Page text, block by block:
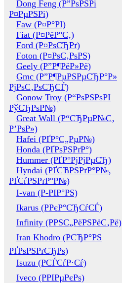
Dong Feng (Р”РѕРЅРі
Р¤РµРЅРі)
Faw (Р¤Р°РІ)
Fiat (Р¤РёР°С‚)
Ford (Р¤РѕСЂРґ)
Foton (Р¤РѕС‚РѕРЅ)
Geely (Р”Р¶РёР»Рё)
Gmc (Р”Р¶РµРЅРµСЂР°Р»
РјРѕС‚РѕСЂСЃ)
Gonow Troy (Р“РѕРЅРѕРІ
РўСЂРѕР№)
Great Wall (Р“СЂРµР№С‚
Р’РѕР»)
Hafei (РҐР°С„РµР№)
Honda (РҐРѕРЅРґР°)
Hummer (РҐР°РјРјРµСЂ)
Hyndai (РҐСЋРЅРґР°Р№,
РҐСѓРЅРґР°Р№)
I-van (Р-РІР°РЅ)
Ikarus (РРєР°СЂСѓСЃ)
Infinity (РРЅС„РёРЅРёС‚Рё)
Iran Khodro (РСЂР°РЅ
РҐРѕРЅРґСЂРѕ)
Isuzu (РСЃСѓР·Сѓ)
Iveco (РРІРµРєРѕ)